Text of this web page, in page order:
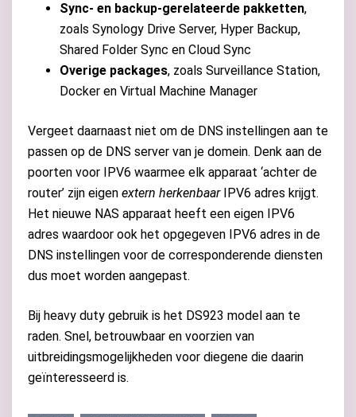
Sync- en backup-gerelateerde pakketten,
zoals Synology Drive Server, Hyper Backup,
Shared Folder Sync en Cloud Sync
Overige packages, zoals Surveillance Station,
Docker en Virtual Machine Manager
Vergeet daarnaast niet om de DNS instellingen aan te
passen op de DNS server van je domein. Denk aan de
poorten voor IPV6 waarmee elk apparaat ‘achter de
router’ zijn eigen extern herkenbaarIPV6 adres krijgt.
Het nieuwe NAS apparaat heeft een eigen IPV6
adres waardoor ook het opgegeven IPV6 adres in de
DNS instellingen voor de corresponderende diensten
dus moet worden aangepast.
Bij heavy duty gebruik is het DS923 model aan te
raden. Snel, betrouwbaar en voorzien van
uitbreidingsmogelijkheden voor diegene die daarin
geïnteresseerd is.